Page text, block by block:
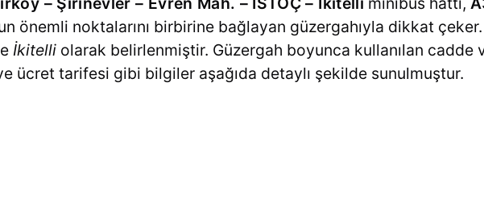
önemli noktalarını birbirine bağlayan güzergahıyla dikkat çeker.
İkitelli olarak belirlenmiştir. Güzergah boyunca kullanılan cadde
ücret tarifesi gibi bilgiler aşağıda detaylı şekilde sunulmuştur.